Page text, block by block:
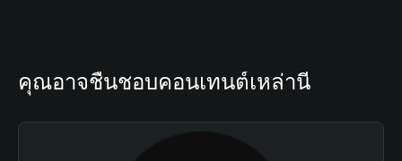
คุณอาจชื่นชอบคอนเทนต์เหล่านี้